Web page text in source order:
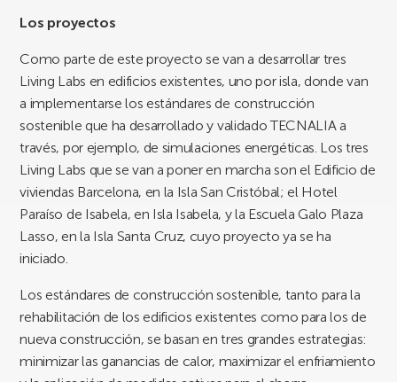
Los proyectos
Como parte de este proyecto se van a desarrollar tres
Living Labs en edificios existentes, uno por isla, donde van
a implementarse los estándares de construcción
sostenible que ha desarrollado y validado TECNALIA a
través, por ejemplo, de simulaciones energéticas. Los tres
Living Labs que se van a poner en marcha son el Edificio de
viviendas Barcelona, en la Isla San Cristóbal; el Hotel
Paraíso de Isabela, en Isla Isabela, y la Escuela Galo Plaza
Lasso, en la Isla Santa Cruz, cuyo proyecto ya se ha
iniciado.
Los estándares de construcción sostenible, tanto para la
rehabilitación de los edificios existentes como para los de
nueva construcción, se basan en tres grandes estrategias:
minimizar las ganancias de calor, maximizar el enfriamiento